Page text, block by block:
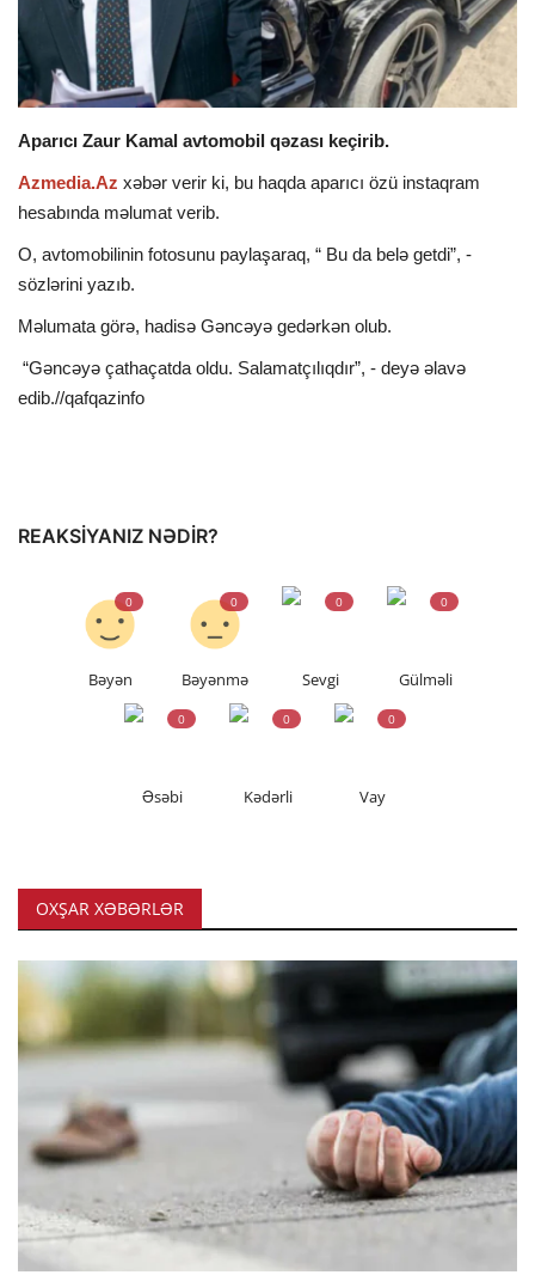
İDMAN
DÜNYA
MARAQLI
ŞOU BİZNES
MÜSAHİBƏ
Aparıcı Zaur Kamal avtomobil qəzası keçirib.
Azmedia.Az xəbər verir ki, bu haqda aparıcı özü instaqram
hesabında məlumat verib.
O, avtomobilinin fotosunu paylaşaraq, “ Bu da belə getdi”, -
sözlərini yazıb.
Məlumata görə, hadisə Gəncəyə gedərkən olub.
“Gəncəyə çathaçatda oldu. Salamatçılıqdır”, - deyə əlavə
edib.//qafqazinfo
REAKSIYANIZ NƏDIR?
Bəyən
0
Bəyənmə
0
Sevgi
0
Gülməli
0
Əsəbi
0
Kədərli
0
Vay
0
OXŞAR XƏBƏRLƏR